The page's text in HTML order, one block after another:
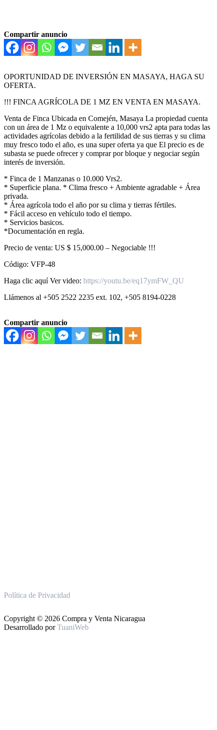
Compartir anuncio
OPORTUNIDAD DE INVERSIÓN EN MASAYA, HAGA SU
OFERTA.
!!! FINCA AGRÍCOLA DE 1 MZ EN VENTA EN MASAYA.
Venta de Finca Ubicada en Comején, Masaya La propiedad cuenta
con un área de 1 Mz o equivalente a 10,000 vrs2 apta para todas las
actividades agrícolas debido a la fertilidad de sus tierras y su clima
muy fresco todo el año, es una super oferta ya que El precio es de
subasta se puede ofrecer y comprar por bloque y negociar según
interés de inversión.
* Finca de 1 Manzanas o 10.000 Vrs2.
* Superficie plana. * Clima fresco + Ambiente agradable + Área
privada.
* Área agrícola todo el año por su clima y tierras fértiles.
* Fácil acceso en vehículo todo el tiempo.
* Servicios basicos.
*Documentación en regla.
Precio de venta: US $ 15,000.00 – Negociable !!!
Código: VFP-48
Haga clic aquí Ver video: https://youtu.be/eq17ymFW_QU
Llámenos al +505 2522 2235 ext. 102, +505 8194-0228
Compartir anuncio
Política de Privacidad
Copyright © 2026 Compra y Venta Nicaragua
Desarrollado porTuaniWeb